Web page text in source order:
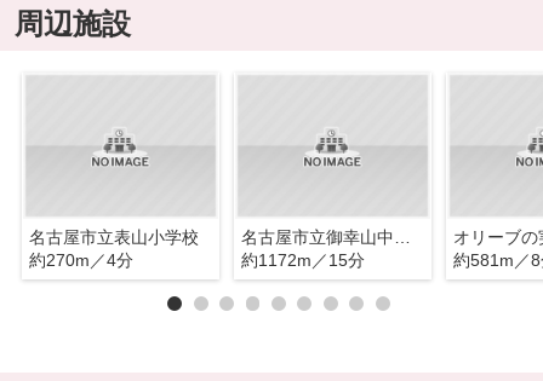
周辺施設
名古屋市立表山小学校
約270m／4分
約1172m／15分
オリーブの
約581m／